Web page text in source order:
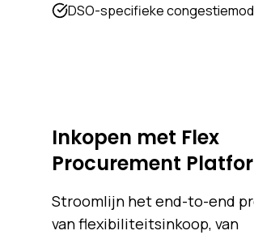
DSO-specifieke
Inkopen met Flex
Procurement
Stroomlijn het end-to-end
van flexibiliteitsinkoop, van